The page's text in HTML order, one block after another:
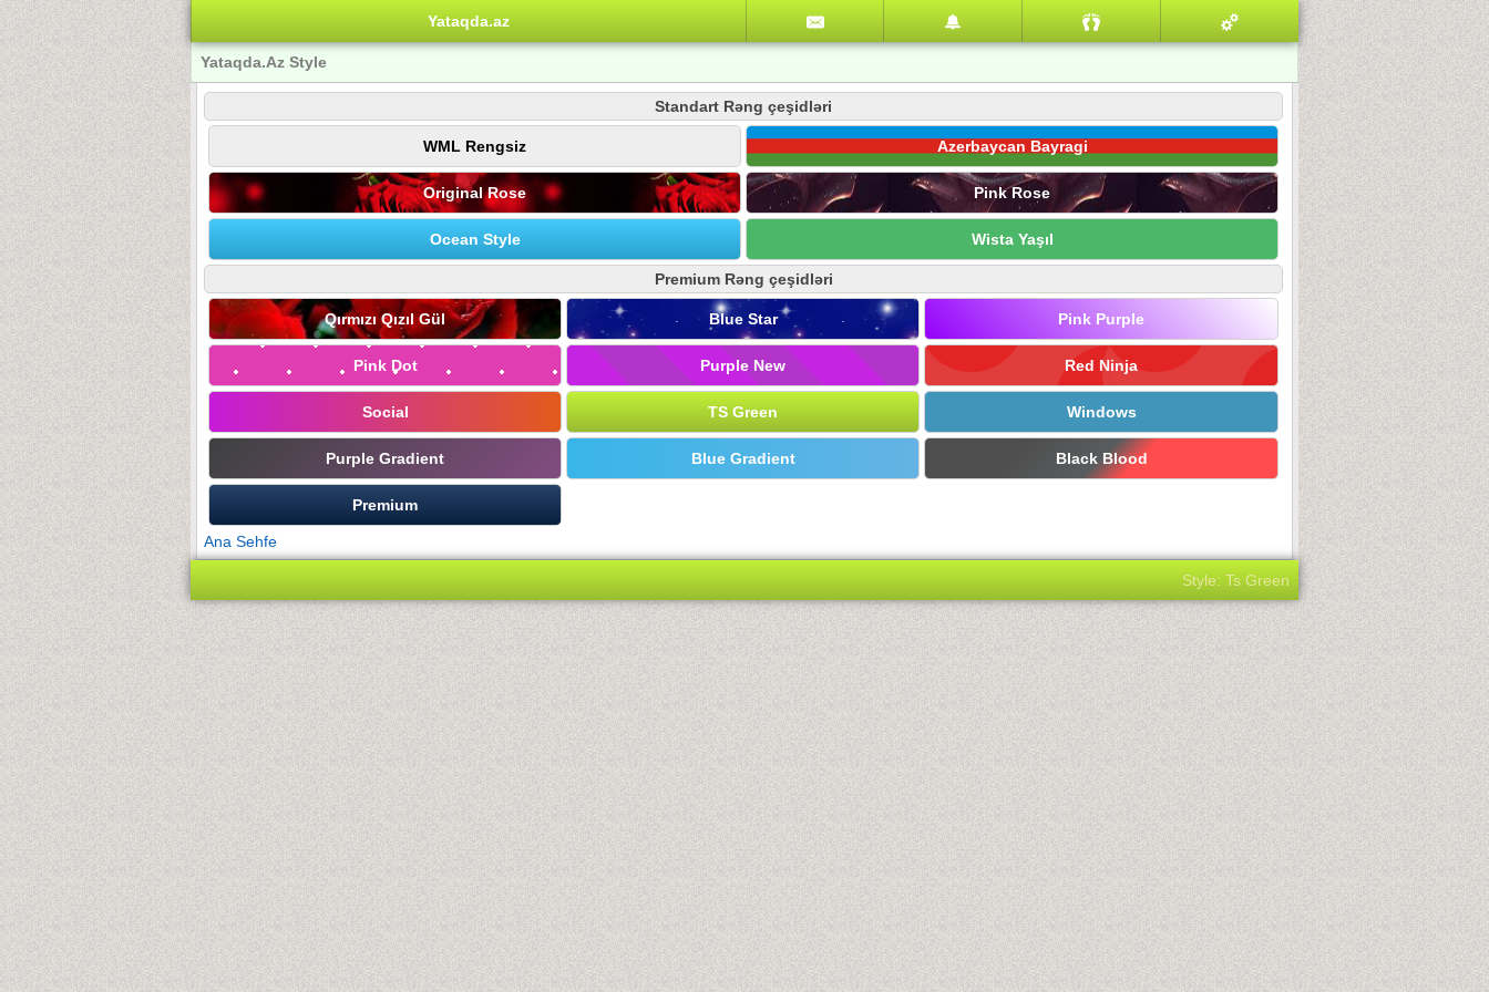
Yataqda.az
Yataqda.Az Style
Standart Rəng çeşidləri
WML Rengsiz Azerbaycan Bayragi
Original Rose Pink Rose
Ocean Style Wista Yaşıl
Premium Rəng çeşidləri
Qırmızı Qızıl Gül Blue Star Pink Purple
Pink Dot Purple New Red Ninja
Social TS Green Windows
Purple Gradient Blue Gradient Black Blood
Premium
Ana Sehfe
Style: Ts Green